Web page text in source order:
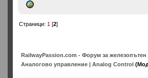
Страници: 1[2]
RailwayPassion.com - Форум за
Аналогово управление | Analog Control